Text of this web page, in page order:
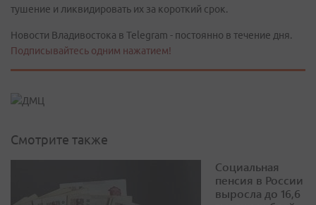
тушение и ликвидировать их за короткий срок.
Новости Владивостока в Telegram - постоянно в течение дня.
Подписывайтесь одним нажатием!
Смотрите также
Социальная
пенсия в России
выросла до 16,6